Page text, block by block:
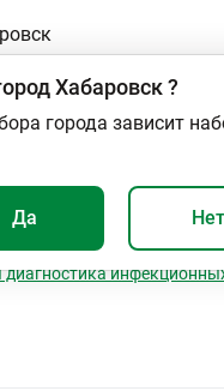
Хабаровск?
города зависит
Да Нет
диагностика